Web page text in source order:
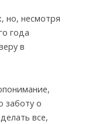
но, несмотря
года
в
заботу о
все,